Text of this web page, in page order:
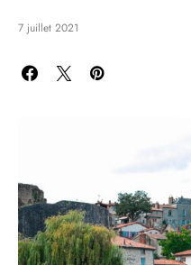
7 juillet 2021